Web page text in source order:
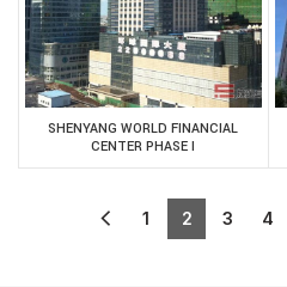
SHENYANG WORLD FINANCIAL
CENTER PHASE I
1 2 3 4